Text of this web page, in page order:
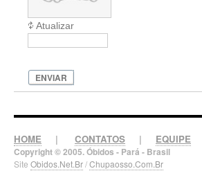
Atualizar
ENVIAR
HOME | CONTATOS | EQUIPE
Copyright © 2005. Óbidos - Pará - Brasil
Site Obidos.Net.Br/Chupaosso.Com.Br